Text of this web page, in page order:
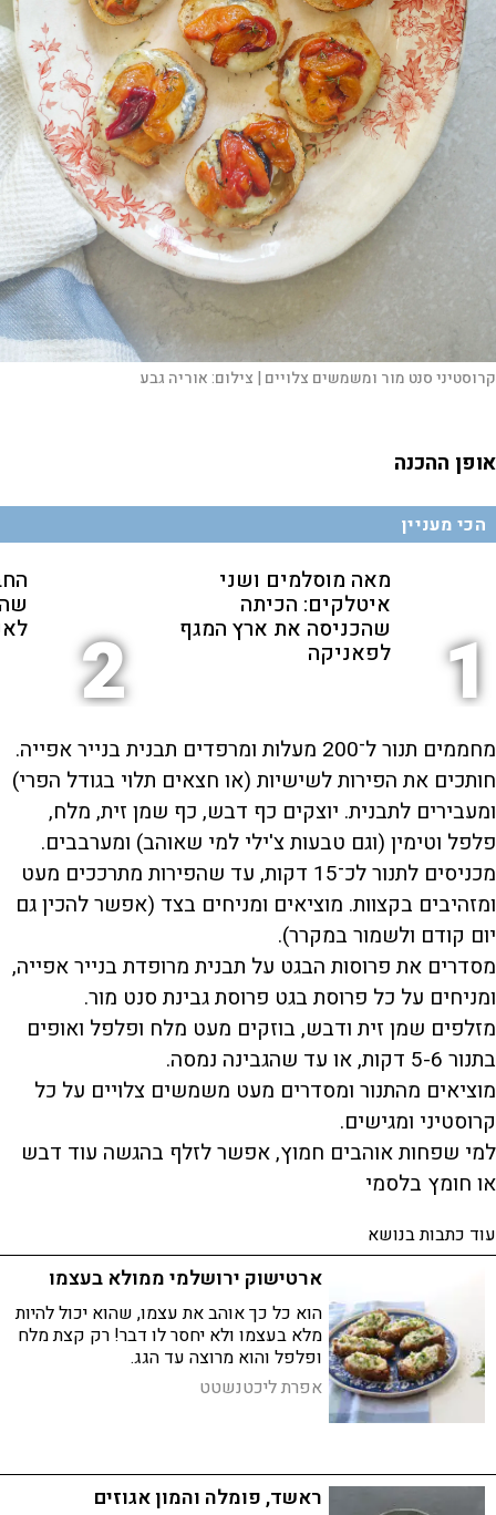
קרוסטיני סנט מור ומשמשים צלויים | צילום:אוריה גבע
אופן ההכנה
הכי מעניין
1
מאה מוסלמים ושני
איטלקים: הכיתה
שהכניסה את ארץ המגף
לפאניקה 2
מחממים תנור ל־200 מעלות ומרפדים תבנית בנייר אפייה.
חותכים את הפירות לשישיות (או חצאים תלוי בגודל הפרי)
ומעבירים לתבנית. יוצקים כף דבש, כף שמן זית, מלח,
פלפל וטימין (וגם טבעות צ'ילי למי שאוהב) ומערבבים.
מכניסים לתנור לכ־15 דקות, עד שהפירות מתרככים מעט
ומזהיבים בקצוות. מוציאים ומניחים בצד (אפשר להכין גם
יום קודם ולשמור במקרר).
מסדרים את פרוסות הבגט על תבנית מרופדת בנייר אפייה,
ומניחים על כל פרוסת בגט פרוסת גבינת סנט מור.
מזלפים שמן זית ודבש, בוזקים מעט מלח ופלפל ואופים
בתנור 5-6 דקות, או עד שהגבינה נמסה.
מוציאים מהתנור ומסדרים מעט משמשים צלויים על כל
קרוסטיני ומגישים.
למי שפחות אוהבים חמוץ, אפשר לזלף בהגשה עוד דבש
או חומץ בלסמי
עוד כתבות בנושא
ארטישוק ירושלמי ממולא בעצמו
הוא כל כך אוהב את עצמו, שהוא יכול להיות
מלא בעצמו ולא יחסר לו דבר! רק קצת מלח
ופלפל והוא מרוצה עד הגג.
אפרת ליכטנשטט
ראשד, פומלה והמון אגוזים